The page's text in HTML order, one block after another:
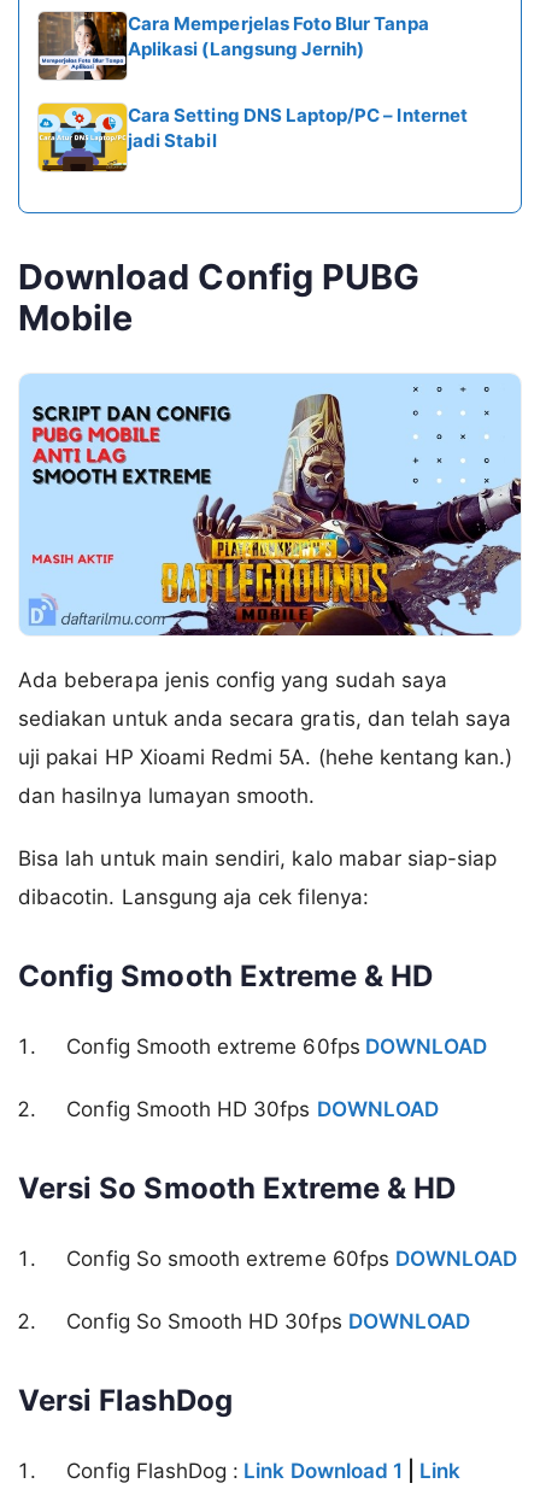
Cara Memperjelas Foto Blur Tanpa
Aplikasi (Langsung Jernih)
Cara Setting DNS Laptop/PC – Internet
jadi Stabil
Download Config PUBG
Mobile
Ada beberapa jenis config yang sudah saya
sediakan untuk anda secara gratis, dan telah saya
uji pakai HP Xioami Redmi 5A. (hehe kentang kan.)
dan hasilnya lumayan smooth.
Bisa lah untuk main sendiri, kalo mabar siap-siap
dibacotin. Lansgung aja cek filenya:
Config Smooth Extreme & HD
Config Smooth extreme 60fps DOWNLOAD
Config Smooth HD 30fps DOWNLOAD
Versi So Smooth Extreme & HD
Config So smooth extreme 60fps DOWNLOAD
Config So Smooth HD 30fps DOWNLOAD
Versi FlashDog
Config FlashDog : Link Download 1
Link